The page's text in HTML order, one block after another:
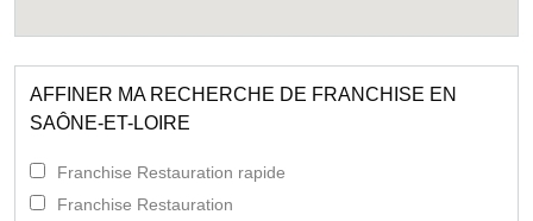
AFFINER MA RECHERCHE DE FRANCHISE EN
SAÔNE-ET-LOIRE
Franchise Restauration rapide
Franchise Restauration